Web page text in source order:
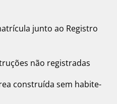
junto ao Registro
não registradas
construída sem habite-